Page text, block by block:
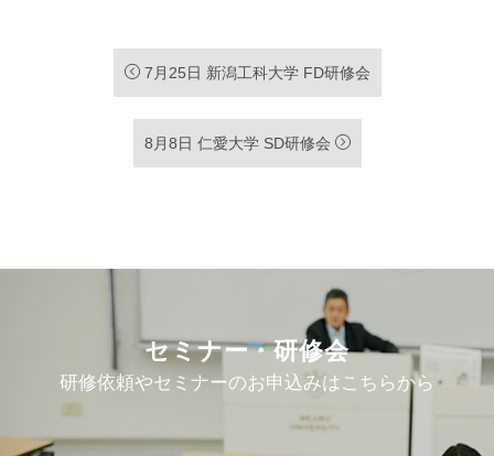
7月25日 新潟工科大学 FD研修会
8月8日 仁愛大学 SD研修会
セミナー・研修会
研修依頼やセミナーのお申込みはこちらから